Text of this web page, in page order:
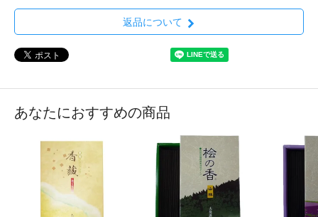
返品について
あなたにおすすめの商品